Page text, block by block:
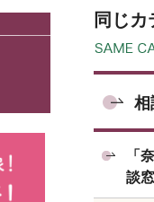
同じ
相
「
談